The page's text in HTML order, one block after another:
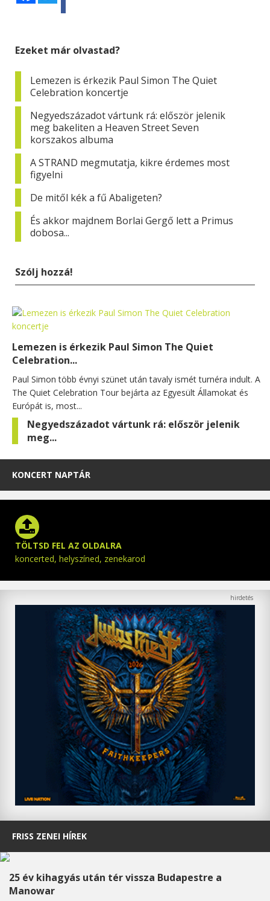
Ezeket már olvastad?
Lemezen is érkezik Paul Simon The Quiet
Celebration koncertje
Negyedszázadot vártunk rá: először jelenik
meg bakeliten a Heaven Street Seven
korszakos albuma
A STRAND megmutatja, kikre érdemes most
figyelni
De mitől kék a fű Abaligeten?
És akkor majdnem Borlai Gergő lett a Primus
dobosa...
Szólj hozzá!
Lemezen is érkezik Paul Simon The Quiet
Celebration...
Paul Simon több évnyi szünet után tavaly ismét turnéra indult. A
The Quiet Celebration Tour bejárta az Egyesült Államokat és
Európát is, most...
Negyedszázadot vártunk rá: először jelenik
meg...
KONCERT NAPTÁR
TÖLTSD FEL AZ OLDALRA
koncerted, helyszíned, zenekarod
FRISS ZENEI HÍREK
25 év kihagyás után tér vissza Budapestre a
Manowar